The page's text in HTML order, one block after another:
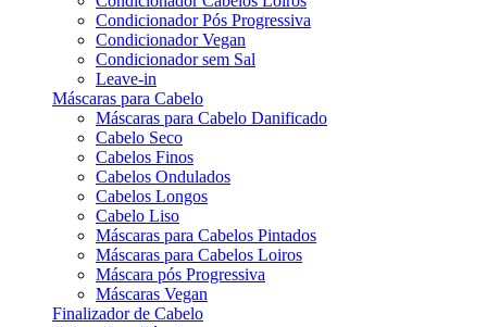
Condicionador Pós Progressiva
Condicionador Vegan
Condicionador sem Sal
Leave-in
Máscaras para Cabelo
Máscaras para Cabelo Danificado
Cabelo Seco
Cabelos Finos
Cabelos Ondulados
Cabelos Longos
Cabelo Liso
Máscaras para Cabelos Pintados
Máscaras para Cabelos Loiros
Máscara pós Progressiva
Máscaras Vegan
Finalizador de Cabelo